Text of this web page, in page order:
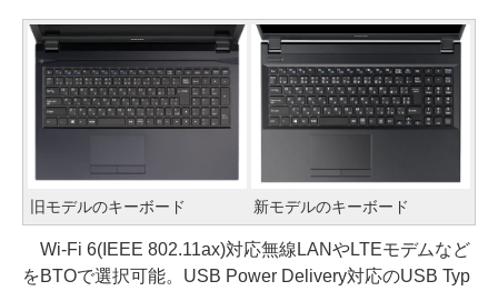
旧モデルのキーボード 新モデルのキーボード
Wi-Fi 6(IEEE 802.11ax)対応無線LANやLTEモデムなど
をBTOで選択可能。USB Power Delivery対応のUSB Typ